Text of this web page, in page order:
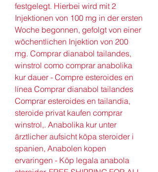
festgelegt. Hierbei wird mit 2
Injektionen von 100 mg in der ersten
Woche begonnen, gefolgt von einer
wöchentlichen Injektion von 200
mg. Comprar dianabol tailandes,
winstrol como comprar anabolika
kur dauer - Compre esteroides en
línea Comprar dianabol tailandes
Comprar esteroides en tailandia,
steroide privat kaufen comprar
winstrol,. Anabolika kur unter
ärztlicher aufsicht köpa steroider i
spanien, Anabolen kopen
ervaringen - Köp legala anabola